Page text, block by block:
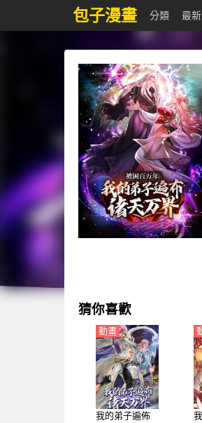
包子漫畫 分類 最
猜你喜歡
我的弟子遍佈
動畫